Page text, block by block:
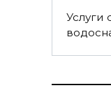
Услуги